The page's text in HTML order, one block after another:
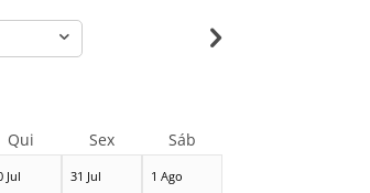
Jul 31 Jul 1 Ago
Qui Sex Sáb